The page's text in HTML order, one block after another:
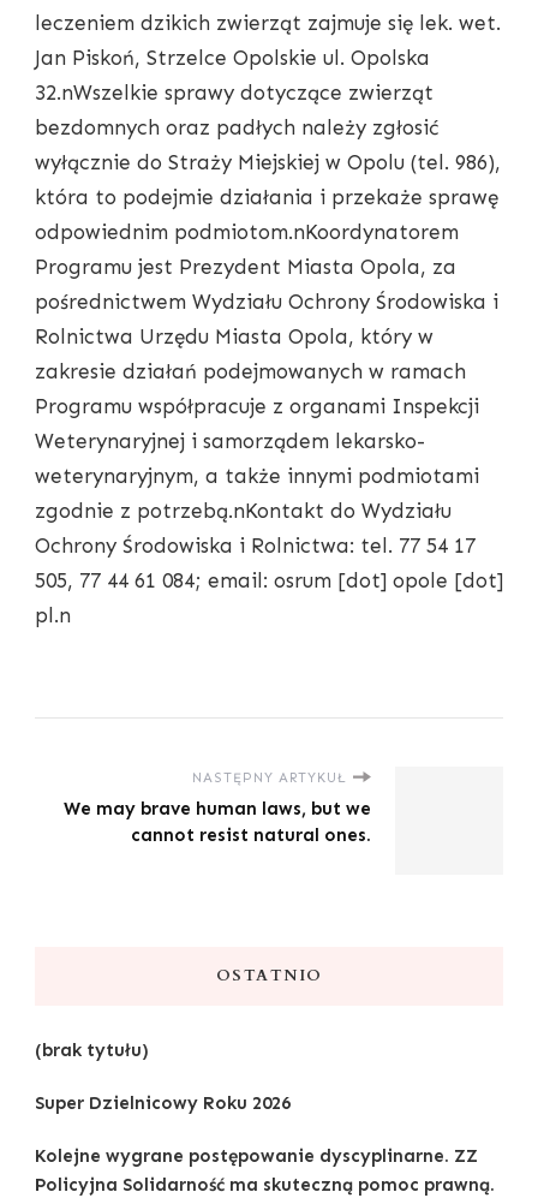
leczeniem dzikich zwierząt zajmuje się lek. wet.
Jan Piskoń, Strzelce Opolskie ul. Opolska
32.nWszelkie sprawy dotyczące zwierząt
bezdomnych oraz padłych należy zgłosić
wyłącznie do Straży Miejskiej w Opolu (tel. 986),
która to podejmie działania i przekaże sprawę
odpowiednim podmiotom.nKoordynatorem
Programu jest Prezydent Miasta Opola, za
pośrednictwem Wydziału Ochrony Środowiska i
Rolnictwa Urzędu Miasta Opola, który w
zakresie działań podejmowanych w ramach
Programu współpracuje z organami Inspekcji
Weterynaryjnej i samorządem lekarsko-
weterynaryjnym, a także innymi podmiotami
zgodnie z potrzebą.nKontakt do Wydziału
Ochrony Środowiska i Rolnictwa: tel. 77 54 17
505, 77 44 61 084; email: osrum [dot] opole [dot]
pl.n
NASTĘPNY ARTYKUŁ
We may brave human laws, but we
cannot resist natural ones.
OSTATNIO
(brak tytułu)
Super Dzielnicowy Roku 2026
Kolejne wygrane postępowanie dyscyplinarne. ZZ
Policyjna Solidarność ma skuteczną pomoc prawną.